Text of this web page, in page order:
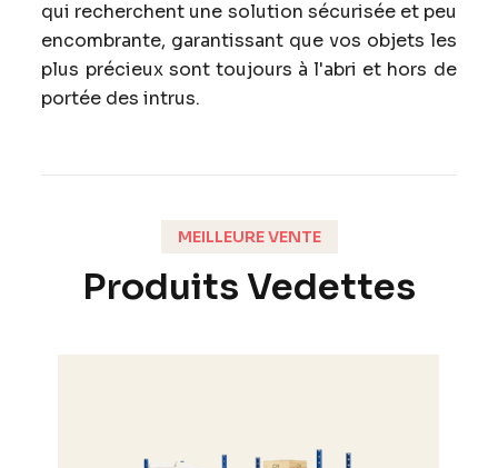
qui recherchent une solution sécurisée et peu
encombrante, garantissant que vos objets les
plus précieux sont toujours à l'abri et hors de
portée des intrus.
MEILLEURE VENTE
Produits Vedettes